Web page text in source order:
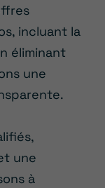
incluant la
éliminant
une
une
à